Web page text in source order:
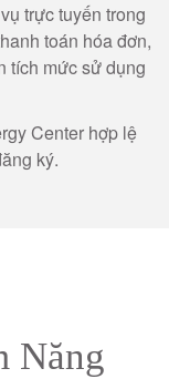
trực tuyến trong
toán hóa đơn,
tích mức sử dụng
Center hợp lệ
ký.
Năng